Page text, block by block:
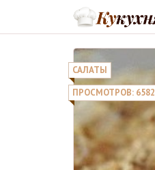
САЛАТЫ
ПРОСМОТРОВ: 6582